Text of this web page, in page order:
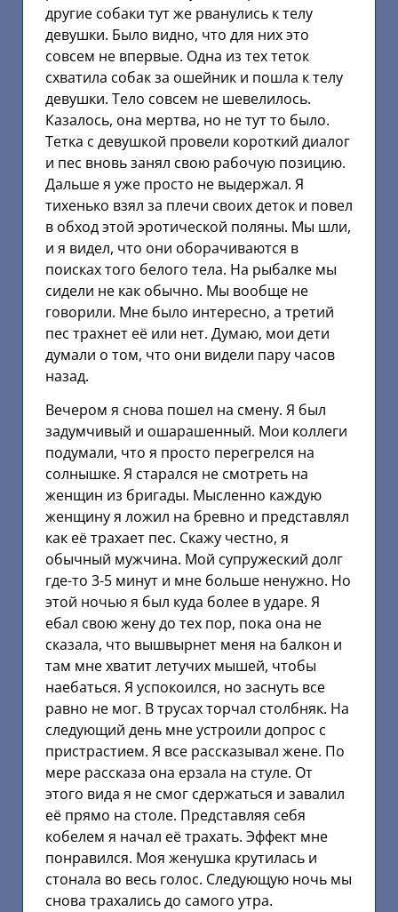
другие собаки тут же рванулись к телу
девушки. Было видно, что для них это
совсем не впервые. Одна из тех теток
схватила собак за ошейник и пошла к телу
девушки. Тело совсем не шевелилось.
Казалось, она мертва, но не тут то было.
Тетка с девушкой провели короткий диалог
и пес вновь занял свою рабочую позицию.
Дальше я уже просто не выдержал. Я
тихенько взял за плечи своих деток и повел
в обход этой эротической поляны. Мы шли,
и я видел, что они оборачиваются в
поисках того белого тела. На рыбалке мы
сидели не как обычно. Мы вообще не
говорили. Мне было интересно, а третий
пес трахнет её или нет. Думаю, мои дети
думали о том, что они видели пару часов
назад.
Вечером я снова пошел на смену. Я был
задумчивый и ошарашенный. Мои коллеги
подумали, что я просто перегрелся на
солнышке. Я старался не смотреть на
женщин из бригады. Мысленно каждую
женщину я ложил на бревно и представлял
как её трахает пес. Скажу честно, я
обычный мужчина. Мой супружеский долг
где-то 3-5 минут и мне больше ненужно. Но
этой ночью я был куда более в ударе. Я
ебал свою жену до тех пор, пока она не
сказала, что вышвырнет меня на балкон и
там мне хватит летучих мышей, чтобы
наебаться. Я успокоился, но заснуть все
равно не мог. В трусах торчал столбняк. На
следующий день мне устроили допрос с
пристрастием. Я все рассказывал жене. По
мере рассказа она ерзала на стуле. От
этого вида я не смог сдержаться и завалил
её прямо на столе. Представляя себя
кобелем я начал её трахать. Эффект мне
понравился. Моя женушка крутилась и
стонала во весь голос. Следующую ночь мы
снова трахались до самого утра.